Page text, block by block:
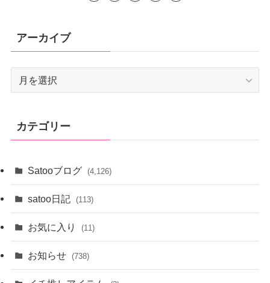
アーカイブ
ブ
カテゴリー
Satooブログ (4,126)
satoo日記 (113)
お気に入り (11)
お知らせ (738)